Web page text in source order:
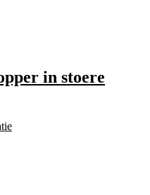
in stoere